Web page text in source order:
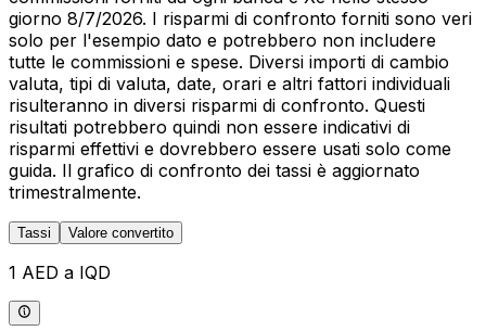
giorno 8/7/2026. I risparmi di confronto forniti sono veri
solo per l'esempio dato e potrebbero non includere
tutte le commissioni e spese. Diversi importi di cambio
valuta, tipi di valuta, date, orari e altri fattori individuali
risulteranno in diversi risparmi di confronto. Questi
risultati potrebbero quindi non essere indicativi di
risparmi effettivi e dovrebbero essere usati solo come
guida. Il grafico di confronto dei tassi è aggiornato
trimestralmente.
Tassi Valore convertito
1 AED a IQD